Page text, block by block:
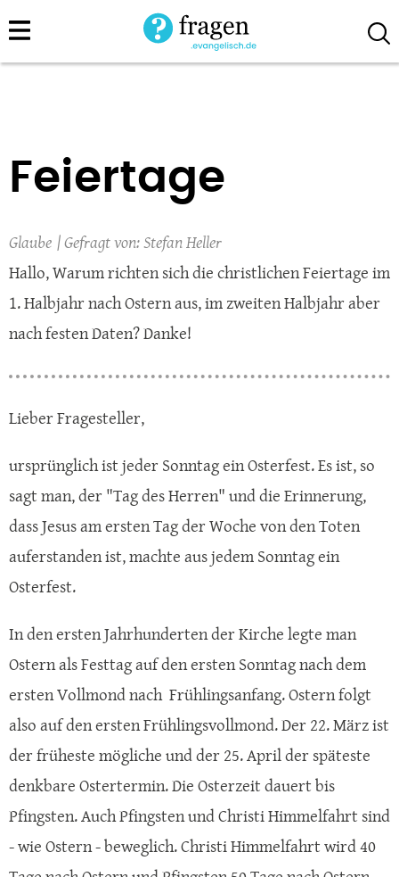
Direkt
zum
Feiertage
Glaube
Stefan Heller
Hallo, Warum richten sich die christlichen Feiertage im
1. Halbjahr nach Ostern aus, im zweiten Halbjahr aber
nach festen Daten? Danke!
Lieber Fragesteller,
ursprünglich ist jeder Sonntag ein Osterfest. Es ist, so
sagt man, der "Tag des Herren" und die Erinnerung,
dass Jesus am ersten Tag der Woche von den Toten
auferstanden ist, machte aus jedem Sonntag ein
Osterfest.
In den ersten Jahrhunderten der Kirche legte man
Ostern als Festtag auf den ersten Sonntag nach dem
ersten Vollmond nach Frühlingsanfang. Ostern folgt
also auf den ersten Frühlingsvollmond. Der 22. März ist
der früheste mögliche und der 25. April der späteste
denkbare Ostertermin. Die Osterzeit dauert bis
Pfingsten. Auch Pfingsten und Christi Himmelfahrt sind
- wie Ostern - beweglich. Christi Himmelfahrt wird 40